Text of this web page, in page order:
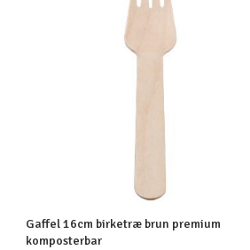
Gaffel 16cm birketræ brun premium
komposterbar